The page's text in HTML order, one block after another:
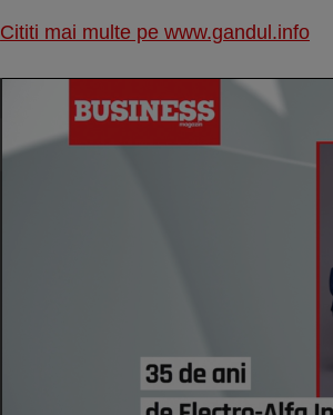
Cititi mai multe pe www.gandul.info